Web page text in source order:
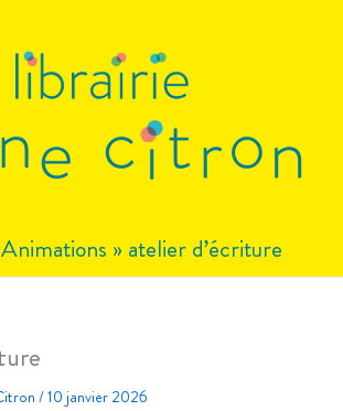
Animations » atelier d’écriture
/10 janvier 2026